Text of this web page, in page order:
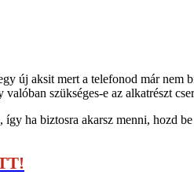
új aksit mert a telefonod már
szükséges-e az alkatrészt
ha biztosra akarsz menni, hozd